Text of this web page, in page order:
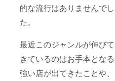
的な流行はありませんでし
た。
最近このジャンルが伸びて
きているのはお手本となる
強い店が出てきたことや、